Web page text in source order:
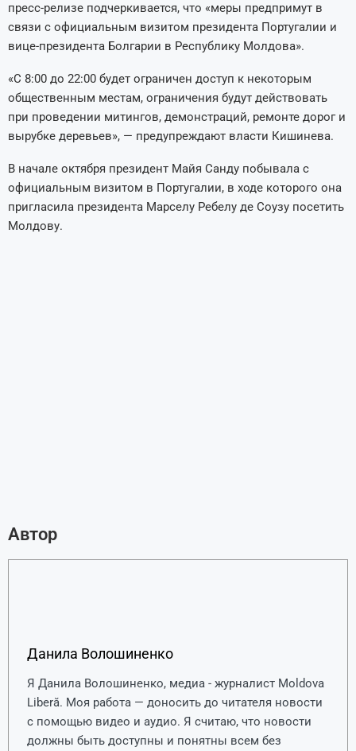
пресс-релизе подчеркивается, что «меры предпримут в
связи с официальным визитом президента Португалии и
вице-президента Болгарии в Республику Молдова».
«С 8:00 до 22:00 будет ограничен доступ к некоторым
общественным местам, ограничения будут действовать
при проведении митингов, демонстраций, ремонте дорог и
вырубке деревьев», — предупреждают власти Кишинева.
В начале октября президент Майя Санду побывала с
официальным визитом в Португалии, в ходе которого она
пригласила президента Марселу Ребелу де Соузу посетить
Молдову.
Автор
Данила Волошиненко
Я Данила Волошиненко, медиа - журналист Moldova
Liberă. Моя работа — доносить до читателя новости
с помощью видео и аудио. Я считаю, что новости
должны быть доступны и понятны всем без